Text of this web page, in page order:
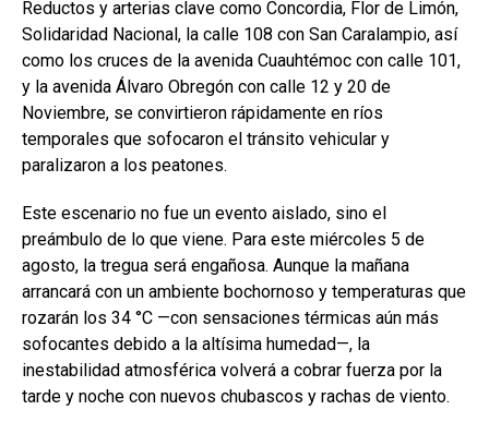
Reductos y arterias clave como Concordia, Flor de Limón,
Solidaridad Nacional, la calle 108 con San Caralampio, así
como los cruces de la avenida Cuauhtémoc con calle 101,
y la avenida Álvaro Obregón con calle 12 y 20 de
Noviembre, se convirtieron rápidamente en ríos
temporales que sofocaron el tránsito vehicular y
paralizaron a los peatones.
Este escenario no fue un evento aislado, sino el
preámbulo de lo que viene. Para este miércoles 5 de
agosto, la tregua será engañosa. Aunque la mañana
arrancará con un ambiente bochornoso y temperaturas que
rozarán los 34 °C —con sensaciones térmicas aún más
sofocantes debido a la altísima humedad—, la
inestabilidad atmosférica volverá a cobrar fuerza por la
tarde y noche con nuevos chubascos y rachas de viento.